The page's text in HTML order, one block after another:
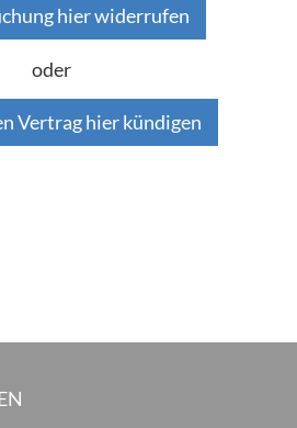
hier widerrufen
oder
Vertrag hier kündigen